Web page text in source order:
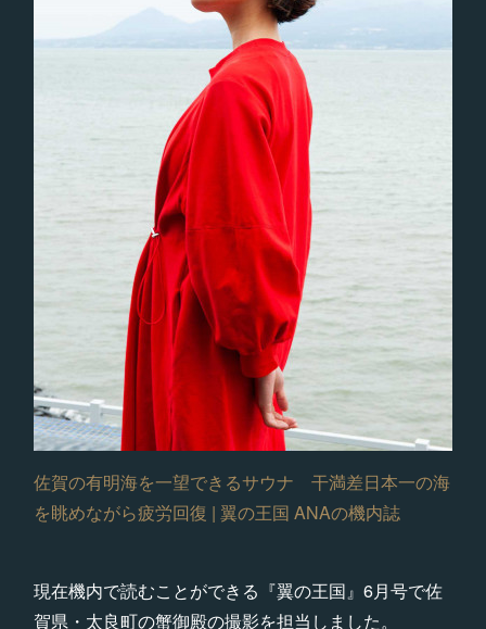
佐賀の有明海を一望できるサウナ 干満差日本一の海
を眺めながら疲労回復 | 翼の王国 ANAの機内誌
現在機内で読むことができる『翼の王国』6月号で佐
賀県・太良町の蟹御殿の撮影を担当しました。